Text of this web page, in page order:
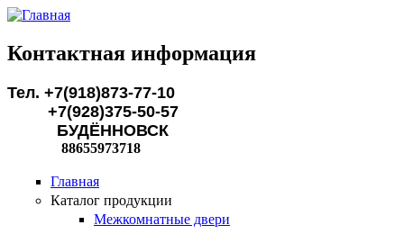
Перейти к основному содержанию
Контактная информация
Тел. +7(918)873-77-10
+7(928)375-50-57
БУДЁННОВСК
88655973718
Главная
Каталог продукции
Межкомнатные двери